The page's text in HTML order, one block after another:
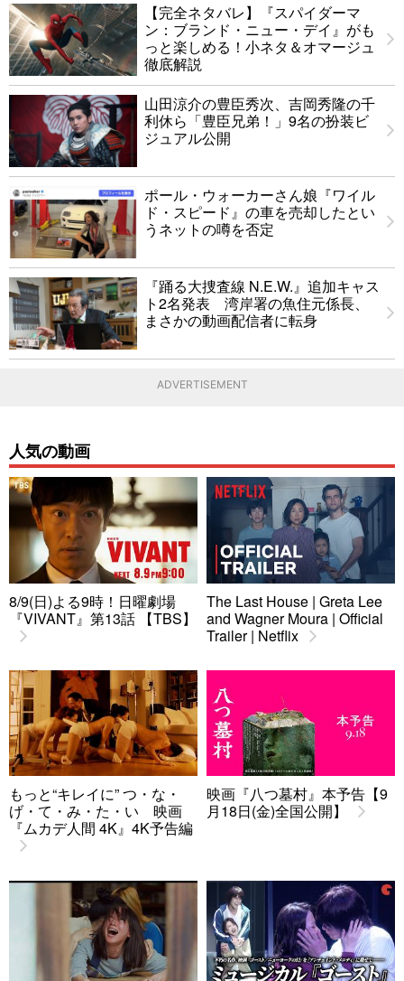
【完全ネタバレ】『スパイダーマ
ン：ブランド・ニュー・デイ』がも
っと楽しめる！小ネタ＆オマージュ
徹底解説
山田涼介の豊臣秀次、吉岡秀隆の千
利休ら「豊臣兄弟！」9名の扮装ビ
ジュアル公開
ポール・ウォーカーさん娘『ワイル
ド・スピード』の車を売却したとい
うネットの噂を否定
『踊る大捜査線 N.E.W.』追加キャス
ト2名発表 湾岸署の魚住元係長、
まさかの動画配信者に転身
ADVERTISEMENT
人気の動画
8/9(日)よる9時！日曜劇場
『VIVANT』第13話 【TBS】
The Last House | Greta Lee
and Wagner Moura | Official
Trailer | Netflix
もっと“キレイに” つ・な・
げ・て・み・た・い 映画
『ムカデ人間 4K』4K予告編
映画『八つ墓村』本予告【9
月18日(金)全国公開】